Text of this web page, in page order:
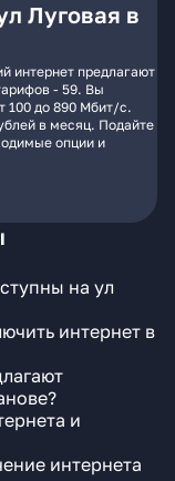
Луговая в
интернет предлагают
- 59. Вы
100 до 890 Мбит/с.
в месяц. Подайте
опции и
на ул
интернет в
и
интернета